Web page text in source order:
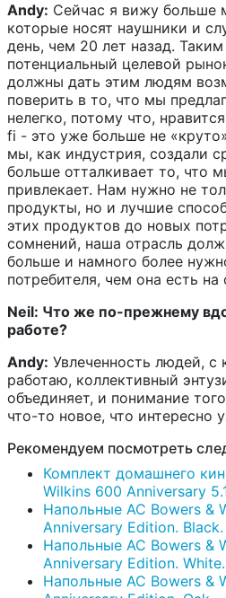
Andy: Сейчас я вижу больше
которые носят наушники и
день, чем 20 лет назад.
потенциальный целевой
должны дать этим людям
поверить в то, что мы
нелегко, потому что,
fi - это уже больше не
мы, как индустрия, создали
больше отталкивает то, что
привлекает. Нам нужно не
продукты, но и лучшие
этих продуктов до новых
сомнений, наша отрасль
больше и намного более
потребителя, чем она есть
Neil: Что же по-прежнему
работе?
Andy: Увлеченность людей,
работаю, коллективный
объединяет, и понимание
что-то новое, что интересно
Рекомендуем посмотреть
Комплект домашнего
Wilkins 600 Anniversary
Напольные АС Bowers &
Anniversary Edition. Black.
Напольные АС Bowers &
Anniversary Edition. White.
Напольные АС Bowers &